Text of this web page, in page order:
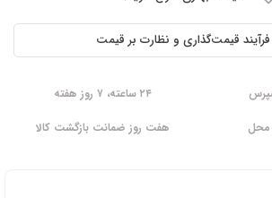
فرآیند قیمت‌گذاری و نظارت بر قیمت
۲۴ ساعته، ۷ روز هفته
محل
هفت روز ضمانت بازگشت کالا